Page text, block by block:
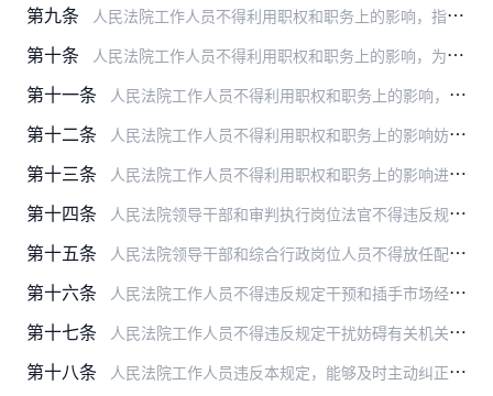
第九条 人民法院工作人员不得利用职权和职务上的影响，指使他人提拔本人的配偶、子女及其配偶、以及其他特定关系人。
第十条 人民法院工作人员不得利用职权和职务上的影响，为本人的配偶、子女及其配偶、以及其他特定关系人支付、报销学习、培训、旅游等费用。
第十一条 人民法院工作人员不得利用职权和职务上的影响，为本人的配偶、子女及其配偶、以及其他特定关系人出国（境）定居、留学、探亲等向他人索取资助，或者让他人支付、报销上述费…
第十二条 人民法院工作人员不得利用职权和职务上的影响妨碍有关机关对涉及本人的配偶、子女及其配偶、以及其他特定关系人案件的调查处理。
第十三条 人民法院工作人员不得利用职权和职务上的影响进行下列活动：
第十四条 人民法院领导干部和审判执行岗位法官不得违反规定放任配偶、子女在其任职辖区内开办律师事务所、为案件当事人提供诉讼代理或者其他有偿法律服务。
第十五条 人民法院领导干部和综合行政岗位人员不得放任配偶、子女在其职权和业务范围内从事可能与公共利益发生冲突的经商、办企业、有偿中介服务等活动。
第十六条 人民法院工作人员不得违反规定干预和插手市场经济活动，从中收受财物或者为本人的配偶、子女及其配偶、以及其他特定关系人谋取利益。
第十七条 人民法院工作人员不得违反规定干扰妨碍有关机关对建设工程招投标、经营性土地使用权出让、房地产开发与经营等市场经济活动进行正常监管和案件查处。
第十八条 人民法院工作人员违反本规定，能够及时主动纠正的，可以从宽处理。对其中情节较轻的，可以免予处分，但应当给予批评教育；对其中情节较重的，可以从轻或者减轻处分，必要时…